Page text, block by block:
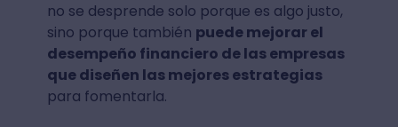
no se desprende solo porque es algo justo,
sino porque también puede mejorar el
desempeño financiero de las empresas
que diseñen las mejores estrategias
para fomentarla.